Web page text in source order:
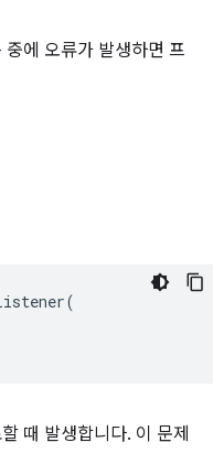
에 오류가 발생하면 프
(
때 발생합니다. 이 문제